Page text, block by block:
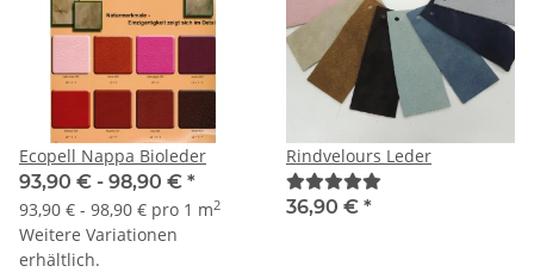
Ecopell Nappa Bioleder
93,90 € - 98,90 € *
93,90 € - 98,90 € pro 1 m2
Weitere Variationen
erhältlich.
Rindvelours Leder
36,90 € *